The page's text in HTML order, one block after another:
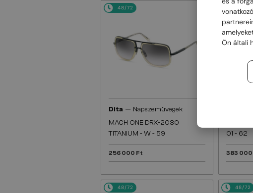
48/72
Dita — Napszemüvegek
MACH ONE DRX-2030
TITANIUM - W - 59
256 000 Ft
48/72
01 - 62
383 000
48/72 48/72
Ön általi